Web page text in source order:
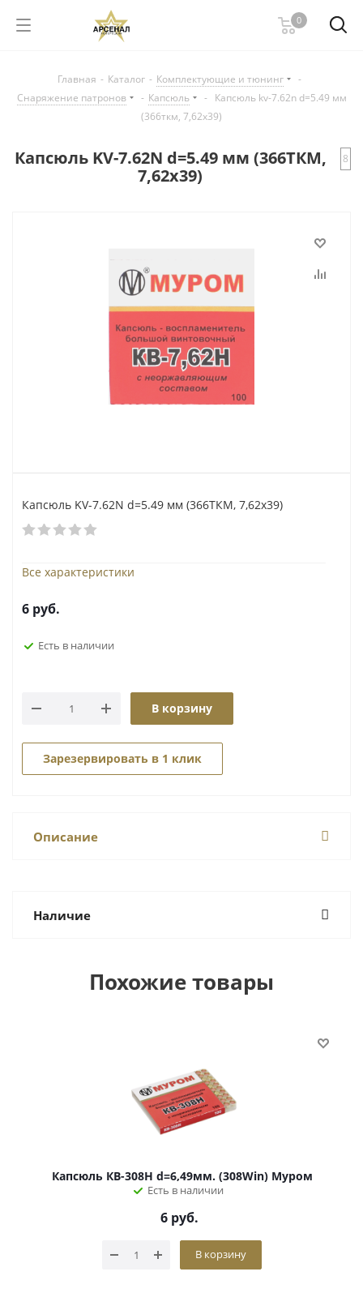
0
Главная - Каталог - Комплектующие и тюнинг
-
Снаряжение патронов
- Капсюль -
Капсюль kv-7.62n d=5.49 мм
(366ткм, 7,62х39)
Капсюль KV-7.62N d=5.49 мм (366ТКМ,
7,62х39)
8
Капсюль KV-7.62N d=5.49 мм (366ТКМ, 7,62х39)
Все характеристики
6 руб.
Есть в наличии
В корзину
Зарезервировать в 1 клик
Описание
Наличие
Похожие товары
Капсюль КВ-308Н d=6,49мм. (308Win) Муром
Есть в наличии
6руб.
В корзину